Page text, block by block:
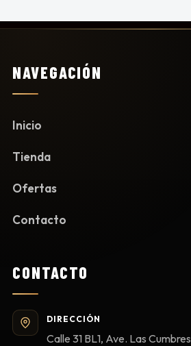
NAVEGACIÓN
Inicio
Tienda
Ofertas
Contacto
CONTACTO
DIRECCIÓN
Calle 31 BL1, Ave. Las Cumbres